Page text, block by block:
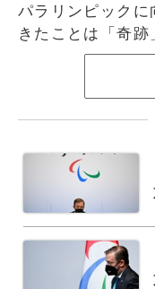
パラリンピック
きたことは「奇跡